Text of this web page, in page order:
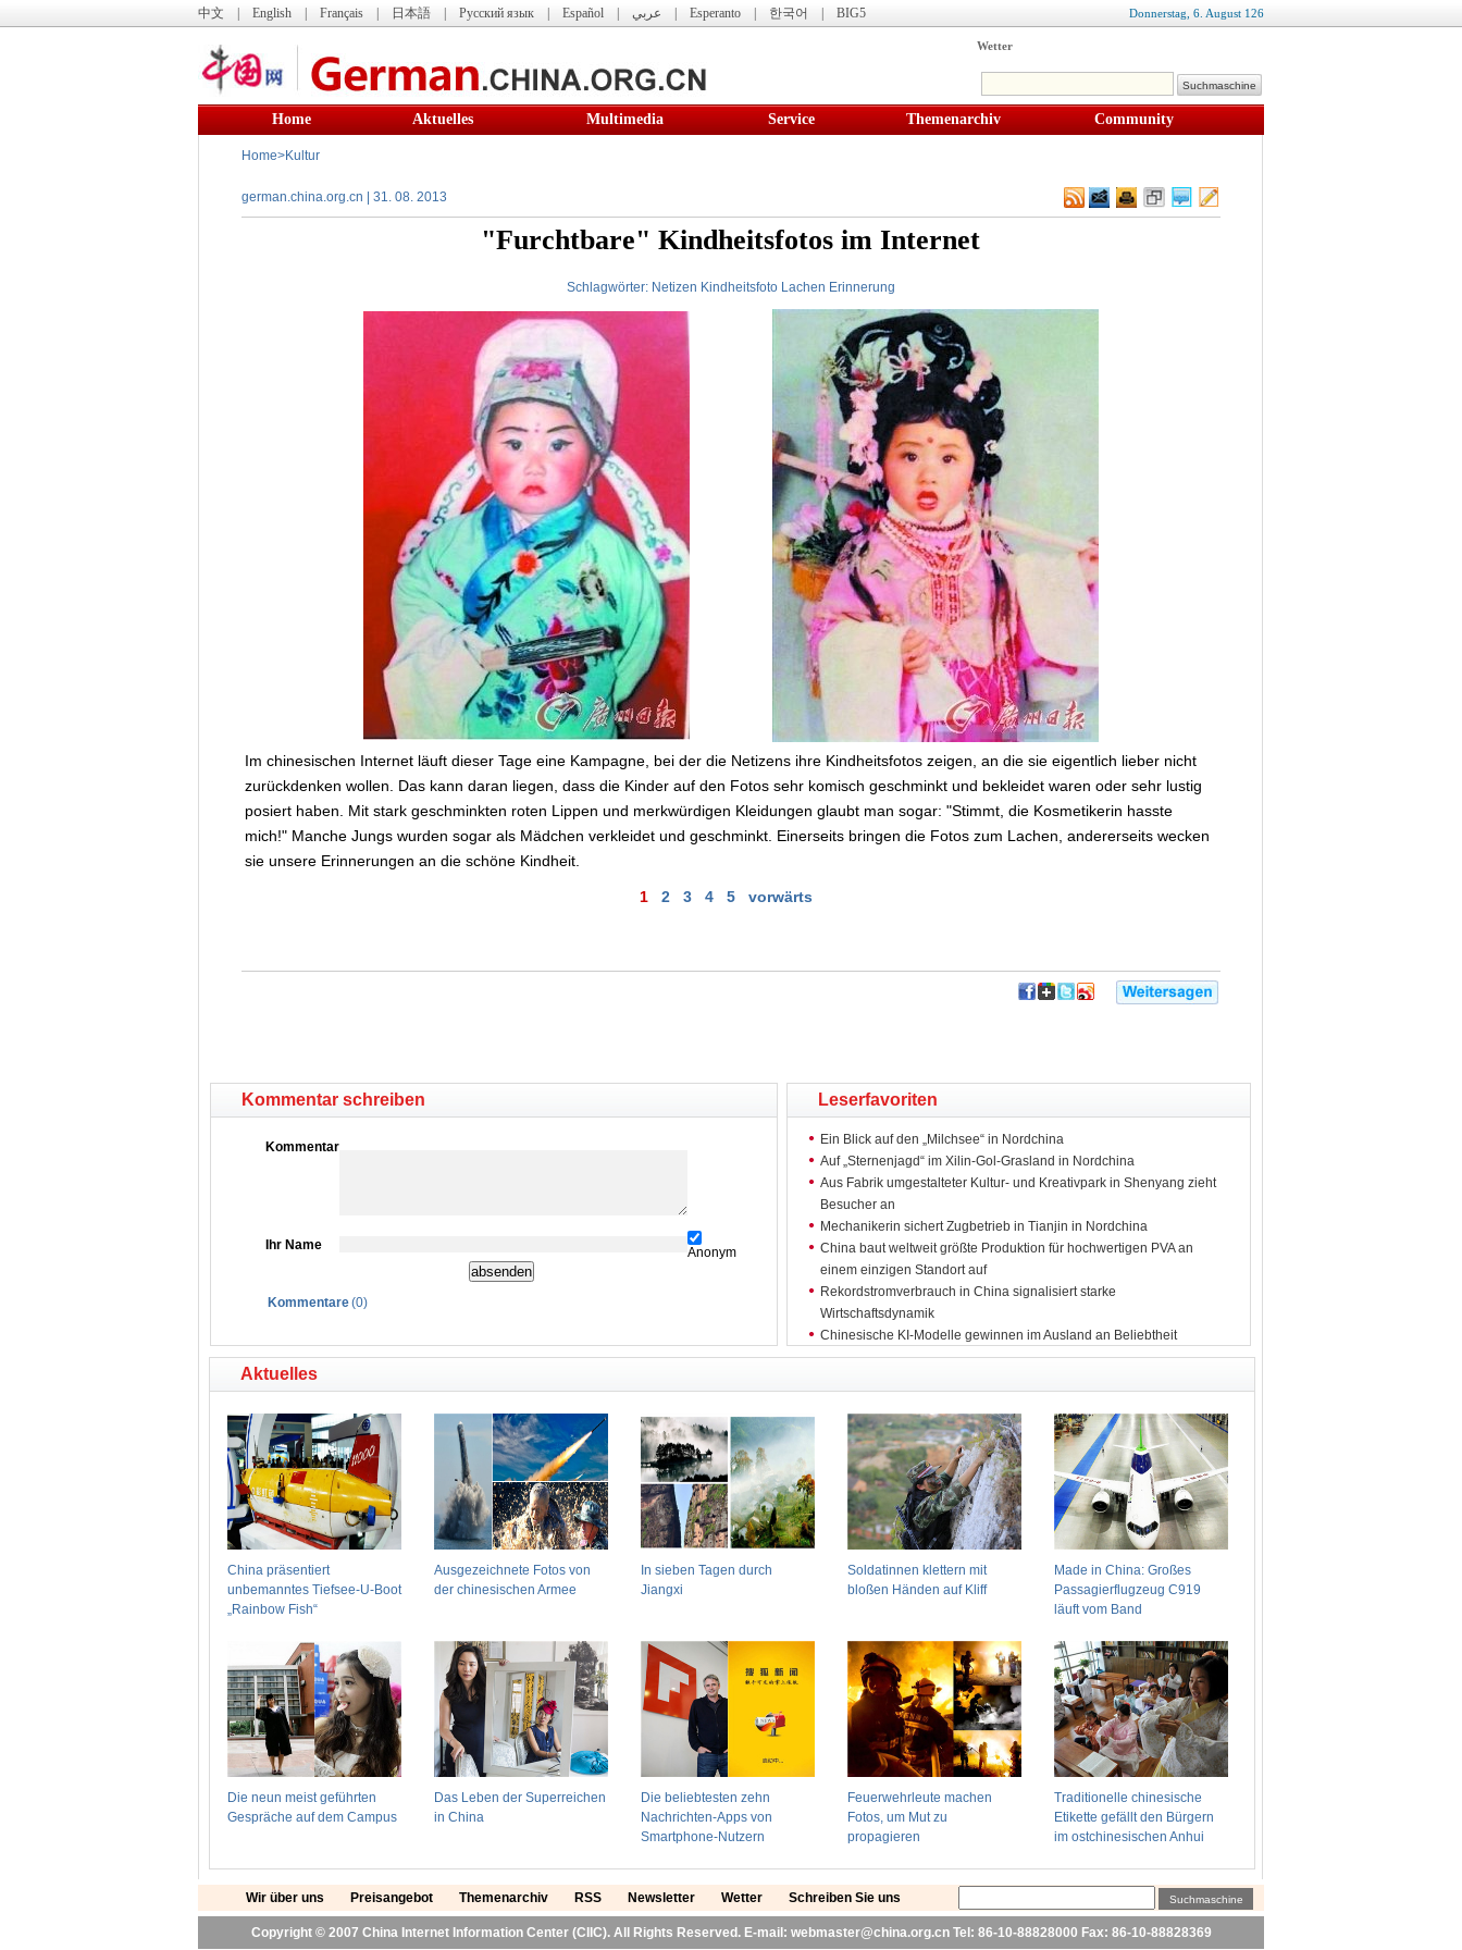
Donnerstag, 6 August 126
中文 English Français 日本語 Русский язык Español عربي Esperanto 한국어 BIG5
Wetter
Home Aktuelles Multimedia Service Themenarchiv Community
Home>Kultur
german.china.org.cn | 31. 08. 2013
"Furchtbare" Kindheitsfotos im Internet
Schlagwörter: Netizen Kindheitsfoto Lachen Erinnerung
Im chinesischen Internet läuft dieser Tage eine Kampagne, bei der die Netizens ihre Kindheitsfotos zeigen, an die sie eigentlich lieber nicht
zurückdenken wollen. Das kann daran liegen, dass die Kinder auf den Fotos sehr komisch geschminkt und bekleidet waren oder sehr lustig
posiert haben. Mit stark geschminkten roten Lippen und merkwürdigen Kleidungen glaubt man sogar: "Stimmt, die Kosmetikerin hasste
mich!" Manche Jungs wurden sogar als Mädchen verkleidet und geschminkt. Einerseits bringen die Fotos zum Lachen, andererseits wecken
sie unsere Erinnerungen an die schöne Kindheit.
1 2 3 4 5 vorwärts
Kommentar schreiben
Kommentar
Ihr Name Anonym
Kommentare(0)
Leserfavoriten
Ein Blick auf den „Milchsee“ in Nordchina
Auf „Sternenjagd“ im Xilin-Gol-Grasland in Nordchina
Aus Fabrik umgestalteter Kultur- und Kreativpark in Shenyang zieht
Besucher an
Mechanikerin sichert Zugbetrieb in Tianjin in Nordchina
China baut weltweit größte Produktion für hochwertigen PVA an
einem einzigen Standort auf
Rekordstromverbrauch in China signalisiert starke
Wirtschaftsdynamik
Chinesische KI-Modelle gewinnen im Ausland an Beliebtheit
China will bis 2030 die Hälfte des Stroms aus nicht-fossilen Quellen